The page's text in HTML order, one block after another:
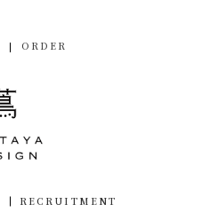
ORDER
RECRUITMENT